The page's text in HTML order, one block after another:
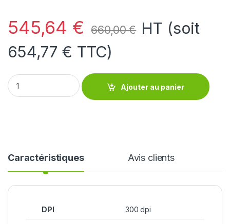
545,64 € 660,00€ HT (soit
654,77€ TTC)
Tête d'impression imprimante AVERY 64-04, ALX924,
Ajouter au panier
Caractéristiques Avis clients
DPI 300 dpi